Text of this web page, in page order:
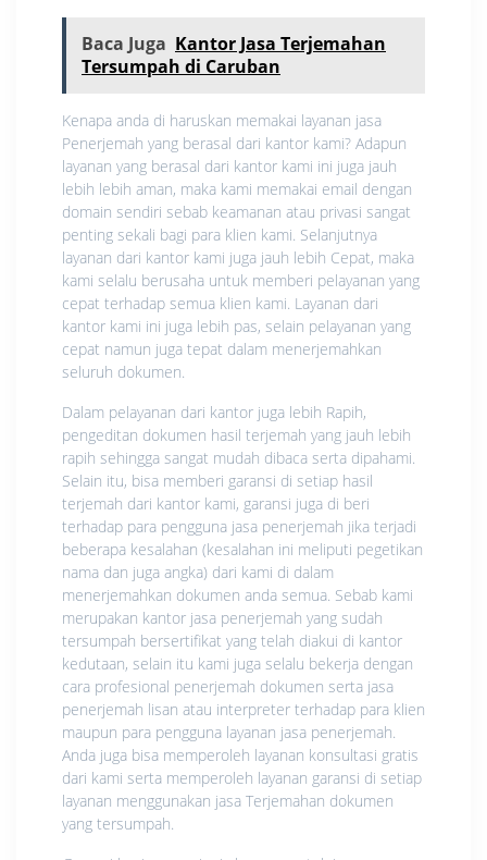
Baca Juga Kantor Jasa Terjemahan
Tersumpah di Caruban
Kenapa anda di haruskan memakai layanan jasa
Penerjemah yang berasal dari kantor kami? Adapun
layanan yang berasal dari kantor kami ini juga jauh
lebih lebih aman, maka kami memakai email dengan
domain sendiri sebab keamanan atau privasi sangat
penting sekali bagi para klien kami. Selanjutnya
layanan dari kantor kami juga jauh lebih Cepat, maka
kami selalu berusaha untuk memberi pelayanan yang
cepat terhadap semua klien kami. Layanan dari
kantor kami ini juga lebih pas, selain pelayanan yang
cepat namun juga tepat dalam menerjemahkan
seluruh dokumen.
Dalam pelayanan dari kantor juga lebih Rapih,
pengeditan dokumen hasil terjemah yang jauh lebih
rapih sehingga sangat mudah dibaca serta dipahami.
Selain itu, bisa memberi garansi di setiap hasil
terjemah dari kantor kami, garansi juga di beri
terhadap para pengguna jasa penerjemah jika terjadi
beberapa kesalahan (kesalahan ini meliputi pegetikan
nama dan juga angka) dari kami di dalam
menerjemahkan dokumen anda semua. Sebab kami
merupakan kantor jasa penerjemah yang sudah
tersumpah bersertifikat yang telah diakui di kantor
kedutaan, selain itu kami juga selalu bekerja dengan
cara profesional penerjemah dokumen serta jasa
penerjemah lisan atau interpreter terhadap para klien
maupun para pengguna layanan jasa penerjemah.
Anda juga bisa memperoleh layanan konsultasi gratis
dari kami serta memperoleh layanan garansi di setiap
layanan menggunakan jasa Terjemahan dokumen
yang tersumpah.